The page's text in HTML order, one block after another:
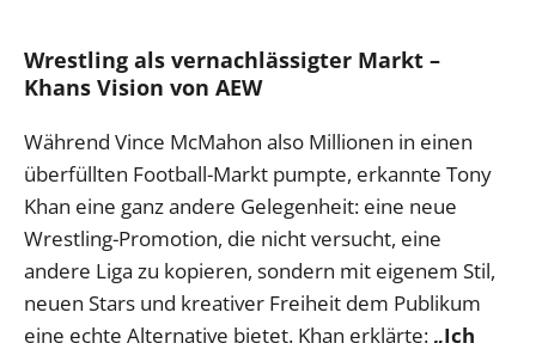
Wrestling als vernachlässigter Markt –
Khans Vision von AEW
Während Vince McMahon also Millionen in einen
überfüllten Football-Markt pumpte, erkannte Tony
Khan eine ganz andere Gelegenheit: eine neue
Wrestling-Promotion, die nicht versucht, eine
andere Liga zu kopieren, sondern mit eigenem Stil,
neuen Stars und kreativer Freiheit dem Publikum
eine echte Alternative bietet. Khan erklärte: „Ich